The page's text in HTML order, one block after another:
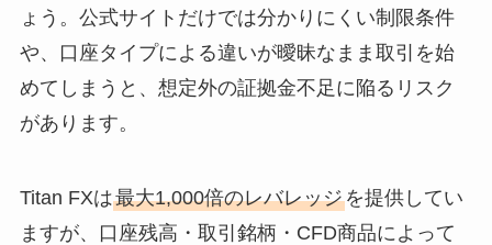
ょう。公式サイトだけでは分かりにくい制限条件
や、口座タイプによる違いが曖昧なまま取引を始
めてしまうと、想定外の証拠金不足に陥るリスク
があります。
Titan FXは最大1,000倍のレバレッジを提供してい
ますが、口座残高・取引銘柄・CFD商品によって